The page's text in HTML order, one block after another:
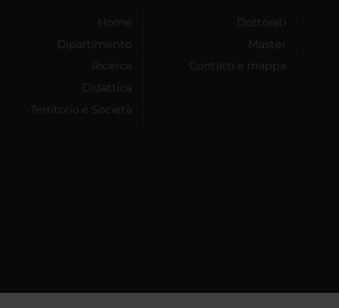
Home
Dipartimento
Ricerca
Didattica
Territorio e Società
Dottorati
Master
Contatti e mappa